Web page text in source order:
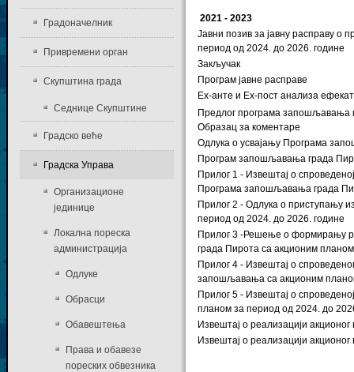
2021 - 2023
Јавни позив за јавну расправу
период од 2024. до 2026. године
Закључак
Програм јавне расправе
Еx-анте и Еx-пост анализа
Предлог програма запошљавања
Образац за коментаре
Одлука о усвајању Програма
Програм запошљавања града
Прилог 1 - Извештај о
Програма запошљавања града
Прилог 2 - Одлука о приступању
период од 2024. до 2026. године
Прилог 3 -Решење о формирању
града Пирота са акционим
Прилог 4 - Извештај о
запошљавања са акционим
Прилог 5 - Извештај о
планом за период од 2024. до
Извештај о реализацији
Извештај о реализацији
Градоначелник
Привремени орган
Скупштина града
Седнице Скупштине
Градско веће
Градска Управа
Организационе
јединице
Локална пореска
администрација
Одлуке
Обрасци
Обавештења
Права и обавезе
пореских обвезника